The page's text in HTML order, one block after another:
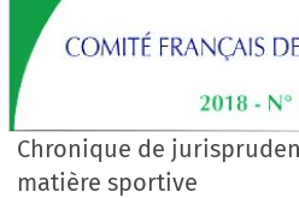
Chronique de
matière sportive